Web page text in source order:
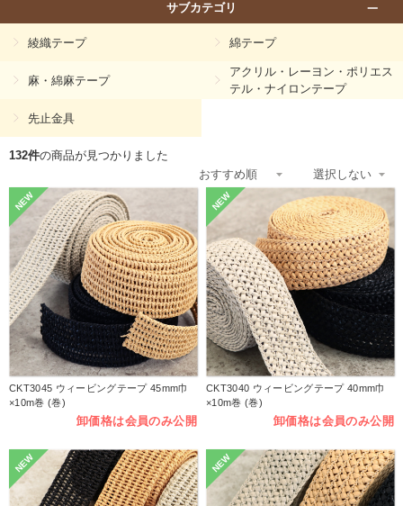
サブカテゴリ
綾織テープ 綿テープ
麻・綿麻テープ
アクリル・レーヨン・ポリエス
テル・ナイロンテープ
先止金具
132件の商品が見つかりました
NEW
CKT3045 ウィービングテープ 45mm巾
×10m巻 (巻)
卸価格は会員のみ公開
NEW
CKT3040 ウィービングテープ 40mm巾
×10m巻 (巻)
卸価格は会員のみ公開
NEW NEW